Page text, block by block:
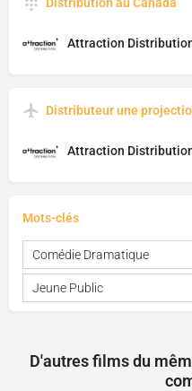
Attraction
Distributeur une
Attraction
Mots-clés
Comédie Dramatique
Jeune Public
D'autres films du